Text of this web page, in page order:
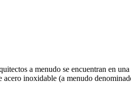
a menudo se encuentran en
inoxidable (a menudo